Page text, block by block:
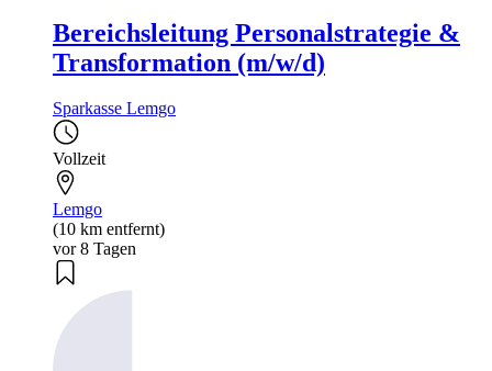
Bereichsleitung Personalstrategie &
Transformation (m/w/d)
Sparkasse Lemgo
Vollzeit
Lemgo
(10 km entfernt)
vor 8 Tagen